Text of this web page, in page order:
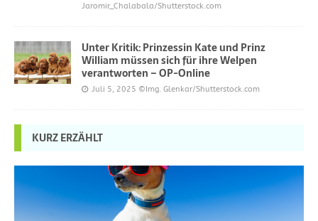
Jaromir_Chalabala/Shutterstock.com
Unter Kritik: Prinzessin Kate und Prinz
William müssen sich für ihre Welpen
verantworten – OP-Online
Juli 5, 2025 ©Img. Glenkar/Shutterstock.com
KURZ ERZÄHLT